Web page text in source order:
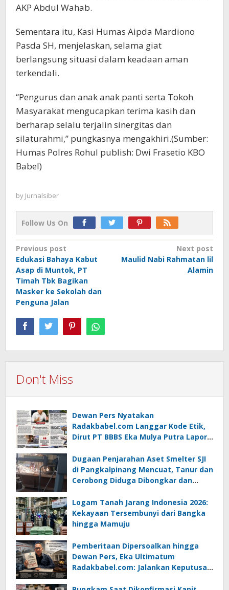
AKP Abdul Wahab.
Sementara itu, Kasi Humas Aipda Mardiono
Pasda SH, menjelaskan, selama giat
berlangsung situasi dalam keadaan aman
terkendali.
“Pengurus dan anak anak panti serta Tokoh
Masyarakat mengucapkan terima kasih dan
berharap selalu terjalin sinergitas dan
silaturahmi,” pungkasnya mengakhiri.(Sumber:
Humas Polres Rohul publish: Dwi Frasetio KBO
Babel)
by Jurnalsiber
Follow Us On
Post
navigation
Previous post
Edukasi Bahaya Kabut
Asap di Muntok, PT
Timah Tbk Bagikan
Masker ke Sekolah dan
Penguna Jalan
Next post
Maulid Nabi Rahmatan lil
Alamin
Don't Miss
Dewan Pers Nyatakan
Radakbabel.com Langgar Kode Etik,
Dirut PT BBBS Eka Mulya Putra Lapor
Dugaan Penjarahan Aset Smelter SJI
di Pangkalpinang Mencuat, Tanur dan
Cerobong Diduga Dibongkar dan
Logam Tanah Jarang Indonesia 2026:
Kekayaan Tersembunyi dari Bangka
hingga Mamuju
Pemberitaan Dipersoalkan hingga
Dewan Pers, Eka Ultimatum
Radakbabel.com: Jalankan Keputusan